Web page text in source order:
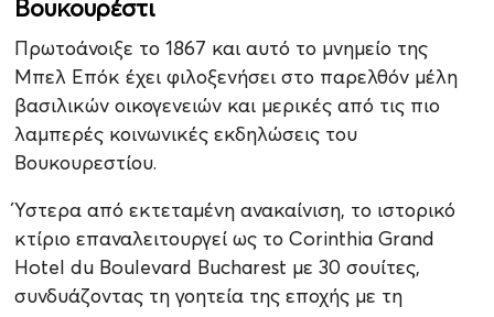
Βουκουρέστι
Πρωτοάνοιξε το 1867 και αυτό το μνημείο της
Μπελ Επόκ έχει φιλοξενήσει στο παρελθόν μέλη
βασιλικών οικογενειών και μερικές από τις πιο
λαμπερές κοινωνικές εκδηλώσεις του
Βουκουρεστίου.
Ύστερα από εκτεταμένη ανακαίνιση, το ιστορικό
κτίριο επαναλειτουργεί ως το Corinthia Grand
Hotel du Boulevard Bucharest με 30 σουίτες,
συνδυάζοντας τη γοητεία της εποχής με τη